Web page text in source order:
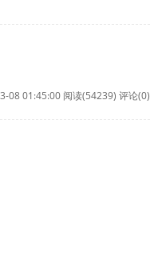
08 01:45:00 阅读(54239) 评论(0)